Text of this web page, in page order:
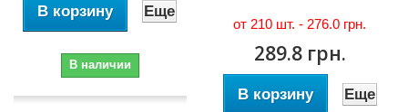
В корзину Еще
В наличии
от 210 шт. - 276.0 грн.
289.8 грн.
В корзину Еще